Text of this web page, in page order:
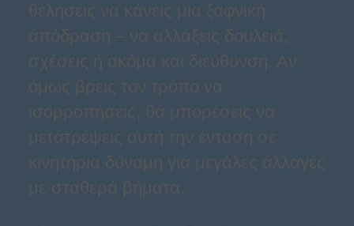
θελήσεις να κάνεις μια ξαφνική
απόδραση – να αλλάξεις δουλειά,
σχέσεις ή ακόμα και διεύθυνση. Αν
όμως βρεις τον τρόπο να
ισορροπήσεις, θα μπορέσεις να
μετατρέψεις αυτή την ένταση σε
κινητήρια δύναμη για μεγάλες αλλαγές
με σταθερά βήματα.